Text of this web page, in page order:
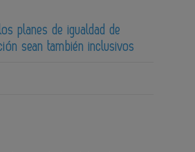
planes de igualdad de
sean también inclusivos